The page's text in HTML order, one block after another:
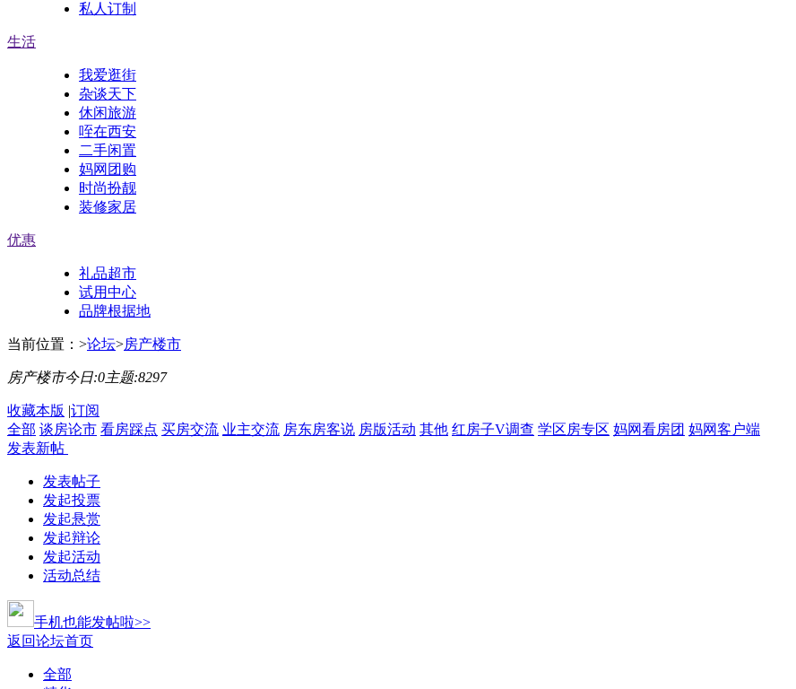
私人订制
生活
我爱逛街
杂谈天下
休闲旅游
咥在西安
二手闲置
妈网团购
时尚扮靓
装修家居
优惠
礼品超市
试用中心
品牌根据地
当前位置： >论坛>房产楼市
房产楼市今日:0主题:8297
收藏本版 |订阅
全部 谈房论市 看房踩点 买房交流 业主交流 房东房客说 房版活动 其他 红房子V调查 学区房专区 妈网看房团 妈网客户端
发表新帖
发表帖子
发起投票
发起悬赏
发起辩论
发起活动
活动总结
手机也能发帖啦>>
返回论坛首页
全部